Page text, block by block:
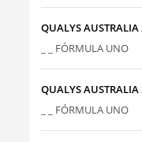
QUALYS AUSTRALIA
_ _ FÓRMULA
QUALYS AUSTRALIA
_ _ FÓRMULA